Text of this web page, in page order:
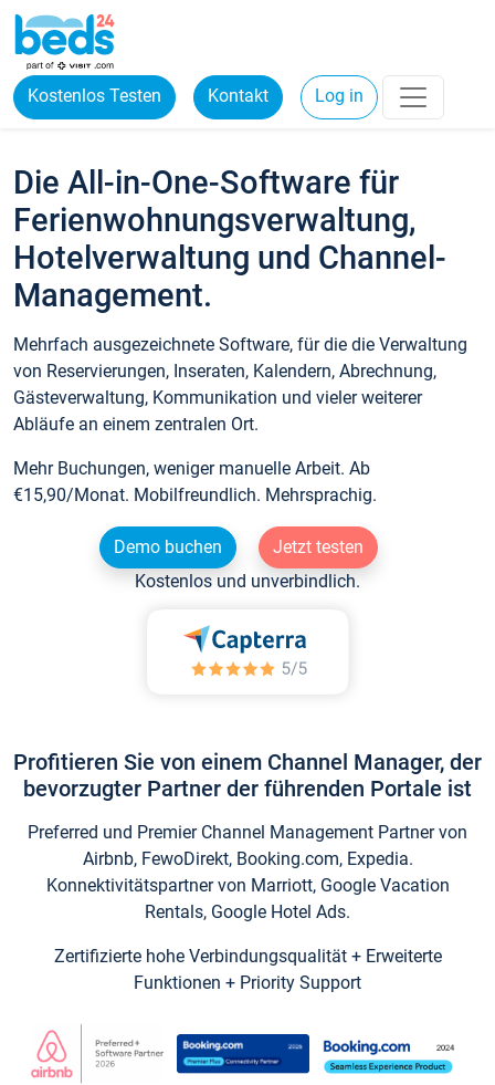
Kostenlos Testen Kontakt Log in
Die All-in-One-Software für
Ferienwohnungsverwaltung,
Hotelverwaltung und Channel-
Management.
Mehrfach ausgezeichnete Software, für die die Verwaltung
von Reservierungen, Inseraten, Kalendern, Abrechnung,
Gästeverwaltung, Kommunikation und vieler weiterer
Abläufe an einem zentralen Ort.
Mehr Buchungen, weniger manuelle Arbeit. Ab
€15,90/Monat. Mobilfreundlich. Mehrsprachig.
Demo buchen
Jetzt testen
Kostenlos und unverbindlich.
Profitieren Sie von einem Channel Manager, der
bevorzugter Partner der führenden Portale ist
Preferred und Premier Channel Management Partner von
Airbnb, FewoDirekt, Booking.com, Expedia.
Konnektivitätspartner von Marriott, Google Vacation
Rentals, Google Hotel Ads.
Zertifizierte hohe Verbindungsqualität + Erweiterte
Funktionen + Priority Support